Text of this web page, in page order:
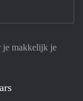
je makkelijk je